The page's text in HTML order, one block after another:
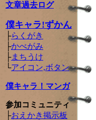
文章過去ログ
僕キャラ!ずかん
├らくがき
├かべがみ
├まちうけ
└アイコン,ボタン
僕キャラ！マンガ
参加コミュニティ
├おえかき掲示板